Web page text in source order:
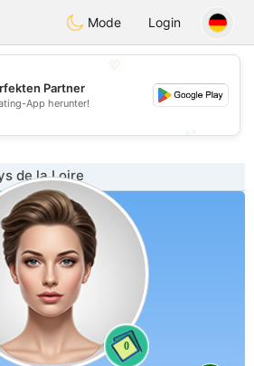
DeutschDating
Mode Login
Partner
App herunter!
de la Loire
0